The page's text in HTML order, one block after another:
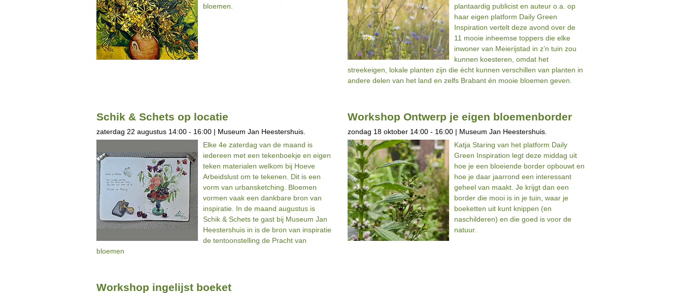
bloemen.
plantaardig publicist en auteur o.a. op
haar eigen platform Daily Green
Inspiration vertelt deze avond over de
11 mooie inheemse toppers die elke
inwoner van Meierijstad in z’n tuin zou
kunnen koesteren, omdat het
streekeigen, lokale planten zijn die écht kunnen verschillen van planten in
andere delen van het land en zelfs Brabant én mooie bloemen geven.
Schik & Schets op locatie
zaterdag 22 augustus 14:00 - 16:00 | Museum Jan Heestershuis.
Elke 4e zaterdag van de maand is
iedereen met een tekenboekje en eigen
teken materialen welkom bij Hoeve
Arbeidslust om te tekenen. Dit is een
vorm van urbansketching. Bloemen
vormen vaak een dankbare bron van
inspiratie. In de maand augustus is
Schik & Schets te gast bij Museum Jan
Heestershuis in is de bron van inspiratie
de tentoonstelling de Pracht van
bloemen
Workshop Ontwerp je eigen bloemenborder
zondag 18 oktober 14:00 - 16:00 | Museum Jan Heestershuis.
Katja Staring van het platform Daily
Green Inspiration legt deze middag uit
hoe je een bloeiende border opbouwt en
hoe je daar jaarrond een interessant
geheel van maakt. Je krijgt dan een
border die mooi is in je tuin, waar je
boeketten uit kunt knippen (en
naschilderen) en die goed is voor de
natuur.
Workshop ingelijst boeket